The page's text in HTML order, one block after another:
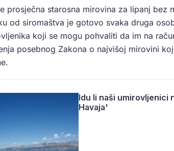
prosječna starosna mirovina za lipanj bez
od siromaštva je gotovo svaka druga
koji se mogu pohvaliti da im na
posebnog Zakona o najvišoj mirovini
Idu li naši umirovljenici
Havaja'